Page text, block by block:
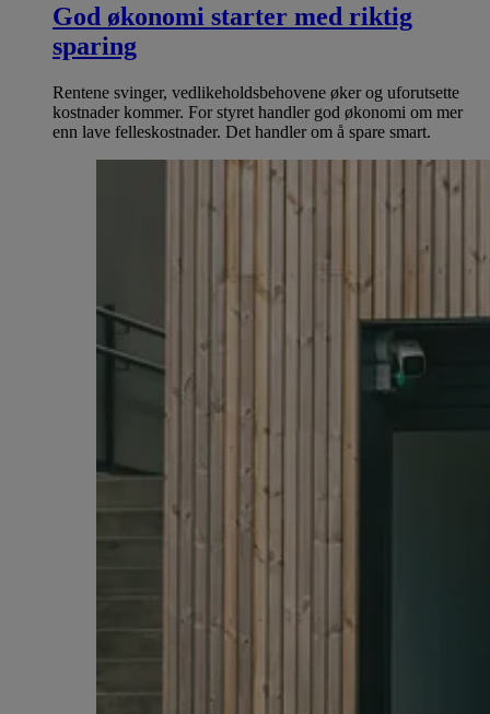
God økonomi starter med riktig
sparing
Rentene svinger, vedlikeholdsbehovene øker og uforutsette
kostnader kommer. For styret handler god økonomi om mer
enn lave felleskostnader. Det handler om å spare smart.